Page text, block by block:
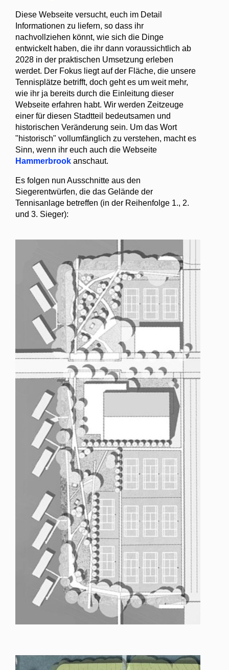
Diese Webseite versucht, euch im Detail
Informationen zu liefern, so dass ihr
nachvollziehen könnt, wie sich die Dinge
entwickelt haben, die ihr dann voraussichtlich ab
2028 in der praktischen Umsetzung erleben
werdet. Der Fokus liegt auf der Fläche, die unsere
Tennisplätze betrifft, doch geht es um weit mehr,
wie ihr ja bereits durch die Einleitung dieser
Webseite erfahren habt. Wir werden Zeitzeuge
einer für diesen Stadtteil bedeutsamen und
historischen Veränderung sein. Um das Wort
"historisch" vollumfänglich zu verstehen, macht es
Sinn, wenn ihr euch auch die Webseite
Hammerbrook anschaut.
Es folgen nun Ausschnitte aus den
Siegerentwürfen, die das Gelände der
Tennisanlage betreffen (in der Reihenfolge 1., 2.
und 3. Sieger):